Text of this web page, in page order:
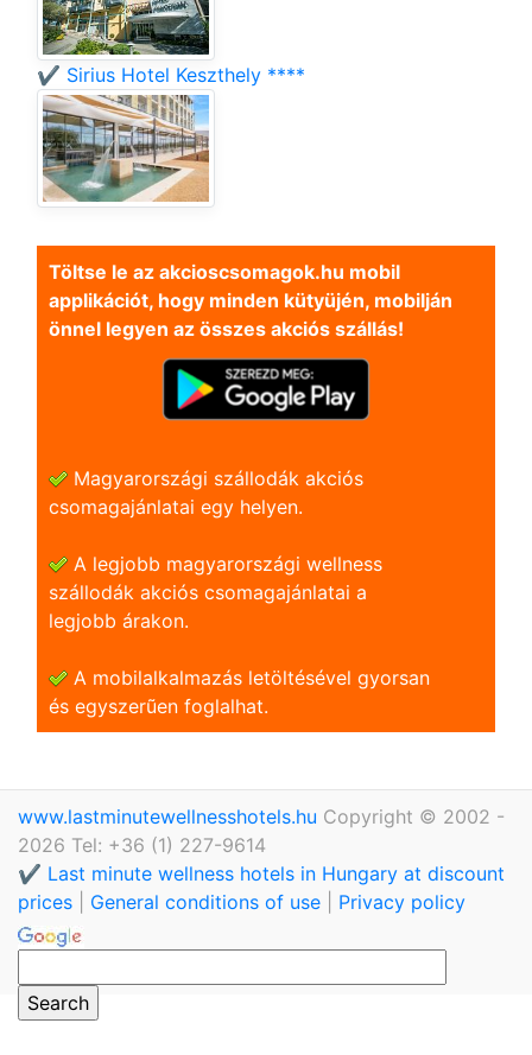
✔️ Sirius Hotel Keszthely ****
Töltse le az akcioscsomagok.hu mobil
applikációt, hogy minden kütyüjén, mobilján
önnel legyen az összes akciós szállás!
Magyarországi szállodák akciós
csomagajánlatai egy helyen.
A legjobb magyarországi wellness
szállodák akciós csomagajánlatai a
legjobb árakon.
A mobilalkalmazás letöltésével gyorsan
és egyszerũen foglalhat.
www.lastminutewellnesshotels.hu Copyright © 2002 -
2026 Tel: +36 (1) 227-9614
✔️ Last minute wellness hotels in Hungary at discount
prices
General conditions of use Privacy policy